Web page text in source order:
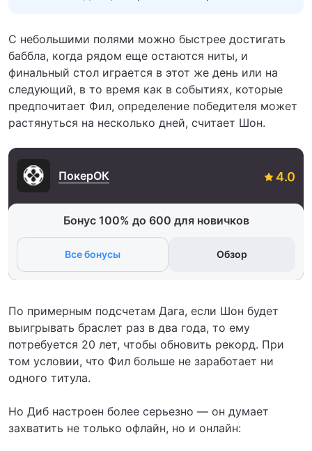
С небольшими полями можно быстрее достигать
баббла, когда рядом еще остаются ниты, и
финальный стол играется в этот же день или на
следующий, в то время как в событиях, которые
предпочитает Фил, определение победителя может
растянуться на несколько дней, считает Шон.
ПокерОК
Бонус 100% до 600 для новичков
Все бонусы Обзор
По примерным подсчетам Дага, если Шон будет
выигрывать браслет раз в два года, то ему
потребуется 20 лет, чтобы обновить рекорд. При
том условии, что Фил больше не заработает ни
одного титула.
Но Диб настроен более серьезно — он думает
захватить не только офлайн, но и онлайн: